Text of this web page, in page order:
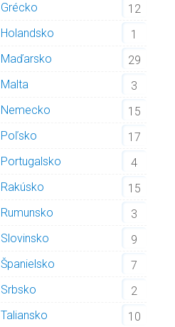
Grécko
12
Holandsko
1
Maďarsko
29
Malta
3
Nemecko
15
Poľsko
17
Portugalsko
4
Rakúsko
15
Rumunsko
3
Slovinsko
9
Španielsko
7
Srbsko
2
Taliansko
10